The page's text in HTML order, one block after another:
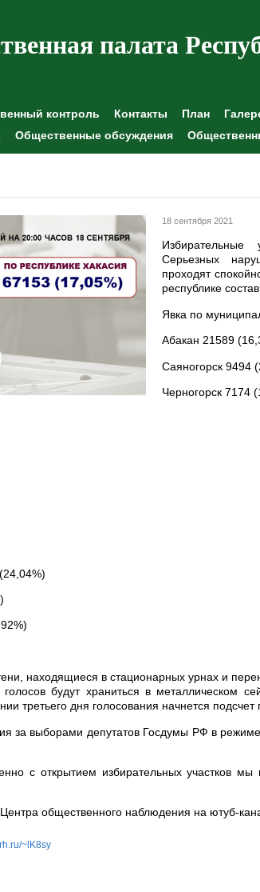
палата
контроль Контакты План
Общественные обсуждения
18 сентября 2021
Серьезных
проходят
республике
Явка по
Абакан 21589
Саяногорск 9494
Черногорск 7174
находящиеся в стационарных урнах и
будут храниться в металлическом
третьего дня голосования начнется подсчет
за выборами депутатов Госдумы РФ в
с открытием избирательных участков
общественного наблюдения на ютуб-
~lK8sy